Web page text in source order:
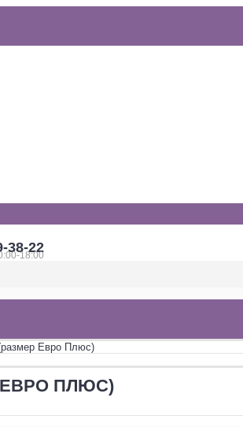
38-22
18:00
Евро Плюс)
ЕВРО ПЛЮС)